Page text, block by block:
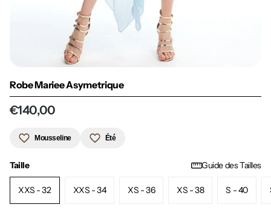
Robe Mariee Asymetrique
€140,00
Mousseline Été
Taille Guide des Tailles
XXS - 32 XXS - 34 XS - 36 XS - 38 S - 40